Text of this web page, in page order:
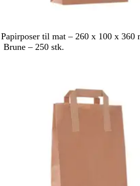
B
Papirposer til mat – 260 x 100 x 360
Brune – 250 stk.